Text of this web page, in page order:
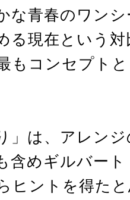
な青春のワン
る現在という
もコンセプト
」は、アレン
含めギルバー
ヒントを得た